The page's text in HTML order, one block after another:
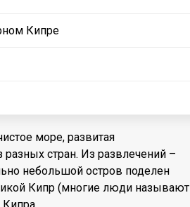
Кипре
море, развитая
разных стран. Из развлечений –
небольшой остров поделен
Кипр (многие люди называют
Кипра.